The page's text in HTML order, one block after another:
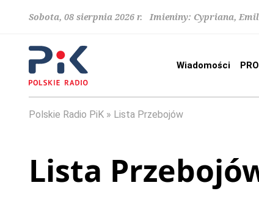
Sobota, 08 sierpnia 2026 r. Imieniny: Cypriana,
Wiadomości
Polskie Radio PiK Lista Przebojów
Lista